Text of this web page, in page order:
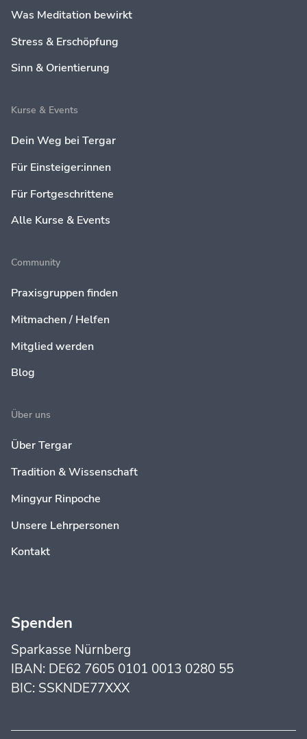
Was Meditation bewirkt
Stress & Erschöpfung
Sinn & Orientierung
Kurse & Events
Dein Weg bei Tergar
Für Einsteiger:innen
Für Fortgeschrittene
Alle Kurse & Events
Community
Praxisgruppen finden
Mitmachen / Helfen
Mitglied werden
Blog
Über uns
Über Tergar
Tradition & Wissenschaft
Mingyur Rinpoche
Unsere Lehrpersonen
Kontakt
Spenden
Sparkasse Nürnberg
IBAN: DE62 7605 0101 0013 0280 55
BIC: SSKNDE77XXX